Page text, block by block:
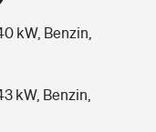
kW, Benzin,
kW, Benzin,